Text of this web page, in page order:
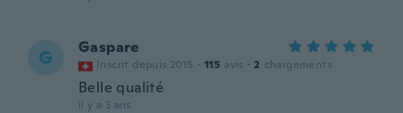
G Gaspare
Inscrit depuis 2015 · 115 avis · 2 chargements
Belle qualité
il y a 3 ans